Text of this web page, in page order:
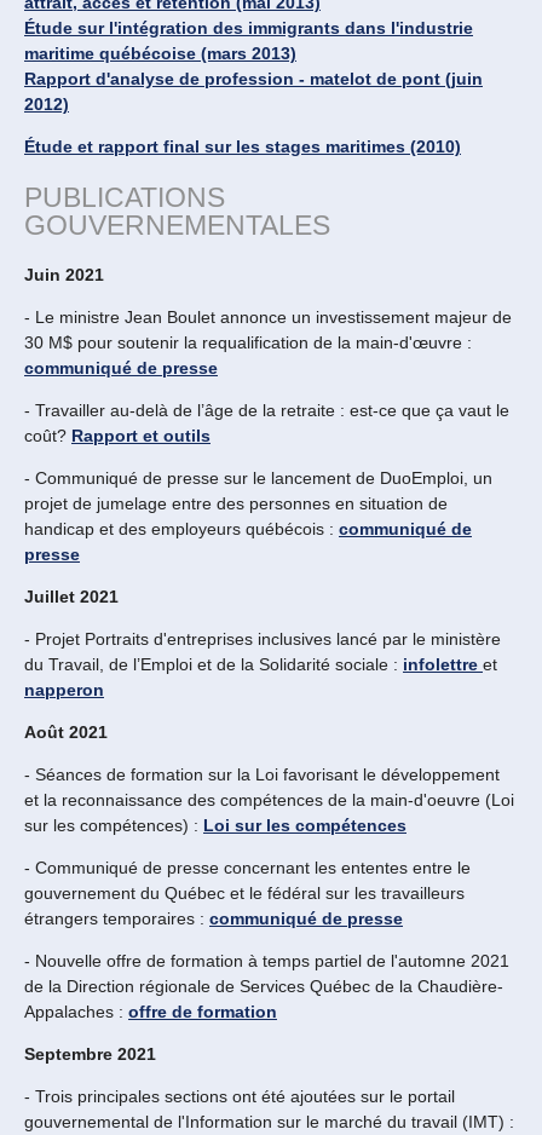
Étude sur l'intégration des immigrants dans l'industrie
maritime québécoise (mars 2013)
Rapport d'analyse de profession - matelot de pont (juin
2012)
Étude et rapport final sur les stages maritimes (2010)
PUBLICATIONS
GOUVERNEMENTALES
Juin 2021
- Le ministre Jean Boulet annonce un investissement majeur de
30 M$ pour soutenir la requalification de la main-d'œuvre :
communiqué de presse
- Travailler au-delà de l’âge de la retraite : est-ce que ça vaut le
coût? Rapport et outils
- Communiqué de presse sur le lancement de DuoEmploi, un
projet de jumelage entre des personnes en situation de
handicap et des employeurs québécois : communiqué de
presse
Juillet 2021
- Projet Portraits d'entreprises inclusives lancé par le ministère
du Travail, de l’Emploi et de la Solidarité sociale : infolettre et
napperon
Août 2021
- Séances de formation sur la Loi favorisant le développement
et la reconnaissance des compétences de la main-d'oeuvre (Loi
sur les compétences) : Loi sur les compétences
- Communiqué de presse concernant les ententes entre le
gouvernement du Québec et le fédéral sur les travailleurs
étrangers temporaires : communiqué de presse
- Nouvelle offre de formation à temps partiel de l'automne 2021
de la Direction régionale de Services Québec de la Chaudière-
Appalaches : offre de formation
Septembre 2021
- Trois principales sections ont été ajoutées sur le portail
gouvernemental de l'Information sur le marché du travail (IMT) :